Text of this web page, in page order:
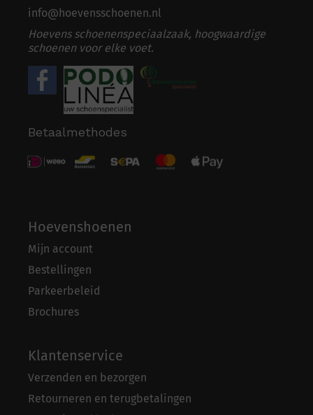
info@hoevensschoenen.nl
Hoevens schoenenspeciaalzaak, hoogwaardige
schoenen voor elke voet.
Betaalmethodes
Hoevenshoenen
Mijn account
Bestellingen
Parkeerbeleid
Brochures
Klantenservice
Verzenden en bezorgen
Retourneren en terugbetalingen